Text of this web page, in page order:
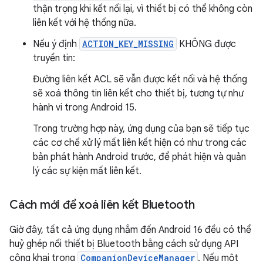
thận trọng khi kết nối lại, vì thiết bị có thể không còn
liên kết với hệ thống nữa.
Nếu ý định ACTION_KEY_MISSING KHÔNG được
truyền tin:
Đường liên kết ACL sẽ vẫn được kết nối và hệ thống
sẽ xoá thông tin liên kết cho thiết bị, tương tự như
hành vi trong Android 15.
Trong trường hợp này, ứng dụng của bạn sẽ tiếp tục
các cơ chế xử lý mất liên kết hiện có như trong các
bản phát hành Android trước, để phát hiện và quản
lý các sự kiện mất liên kết.
Cách mới để xoá liên kết Bluetooth
Giờ đây, tất cả ứng dụng nhắm đến Android 16 đều có thể
huỷ ghép nối thiết bị Bluetooth bằng cách sử dụng API
công khai trong CompanionDeviceManager . Nếu một